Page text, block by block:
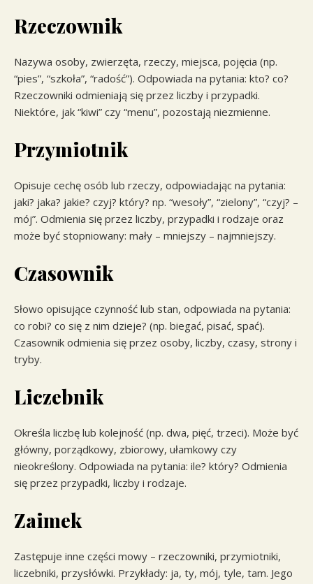
Rzeczownik
Nazywa osoby, zwierzęta, rzeczy, miejsca, pojęcia (np.
“pies”, “szkoła”, “radość”). Odpowiada na pytania: kto? co?
Rzeczowniki odmieniają się przez liczby i przypadki.
Niektóre, jak “kiwi” czy “menu”, pozostają niezmienne.
Przymiotnik
Opisuje cechę osób lub rzeczy, odpowiadając na pytania:
jaki? jaka? jakie? czyj? który? np. “wesoły”, “zielony”, “czyj? –
mój”. Odmienia się przez liczby, przypadki i rodzaje oraz
może być stopniowany: mały – mniejszy – najmniejszy.
Czasownik
Słowo opisujące czynność lub stan, odpowiada na pytania:
co robi? co się z nim dzieje? (np. biegać, pisać, spać).
Czasownik odmienia się przez osoby, liczby, czasy, strony i
tryby.
Liczebnik
Określa liczbę lub kolejność (np. dwa, pięć, trzeci). Może być
główny, porządkowy, zbiorowy, ułamkowy czy
nieokreślony. Odpowiada na pytania: ile? który? Odmienia
się przez przypadki, liczby i rodzaje.
Zaimek
Zastępuje inne części mowy – rzeczowniki, przymiotniki,
liczebniki, przysłówki. Przykłady: ja, ty, mój, tyle, tam. Jego